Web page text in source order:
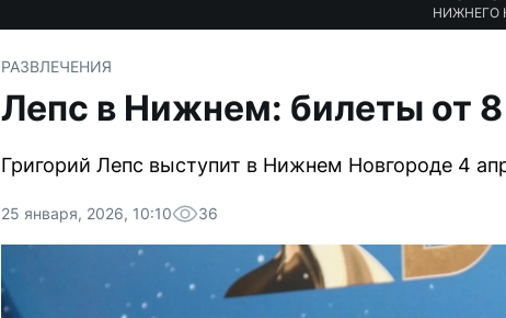
НИЖНЕГО
РАЗВЛЕЧЕНИЯ
Лепс в Нижнем: билеты от
Григорий Лепс выступит в Нижнем Новгороде 4
25 января, 2026, 10:10 36